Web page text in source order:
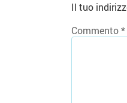
Il tuo
Commento*